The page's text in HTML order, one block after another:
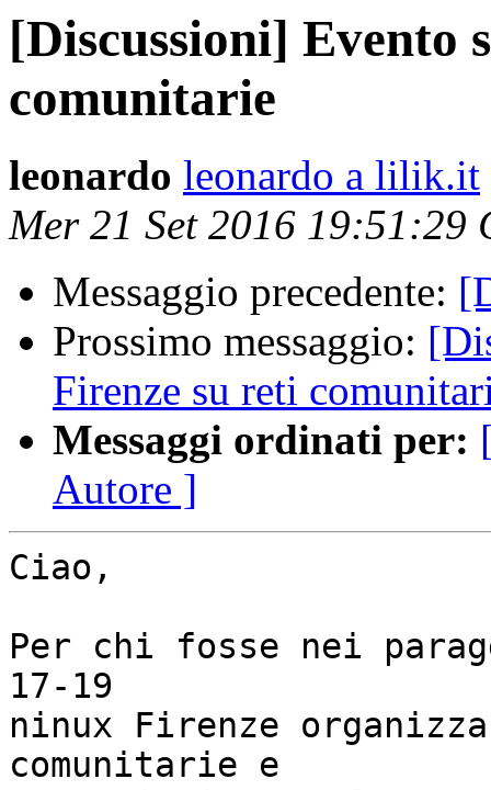
[Discussioni] Evento
comunitarie
leonardo leonardo a lilik.it
Mer 21 Set 2016 19:51:29
Messaggio precedente:
Prossimo messaggio:
Firenze su reti
Messaggi ordinati per:
Autore ]
Ciao,
Per chi fosse nei
17-19
ninux Firenze
comunitarie e